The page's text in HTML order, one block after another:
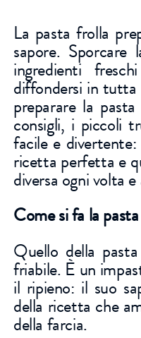
La pasta frolla
sapore.
ingredienti
diffondersi in tutta
preparare la
consigli, i piccoli
facile e
ricetta perfetta e
diversa ogni volta
Come si fa la
Quello della
friabile. È un
il ripieno: il suo
della ricetta che
della farcia.